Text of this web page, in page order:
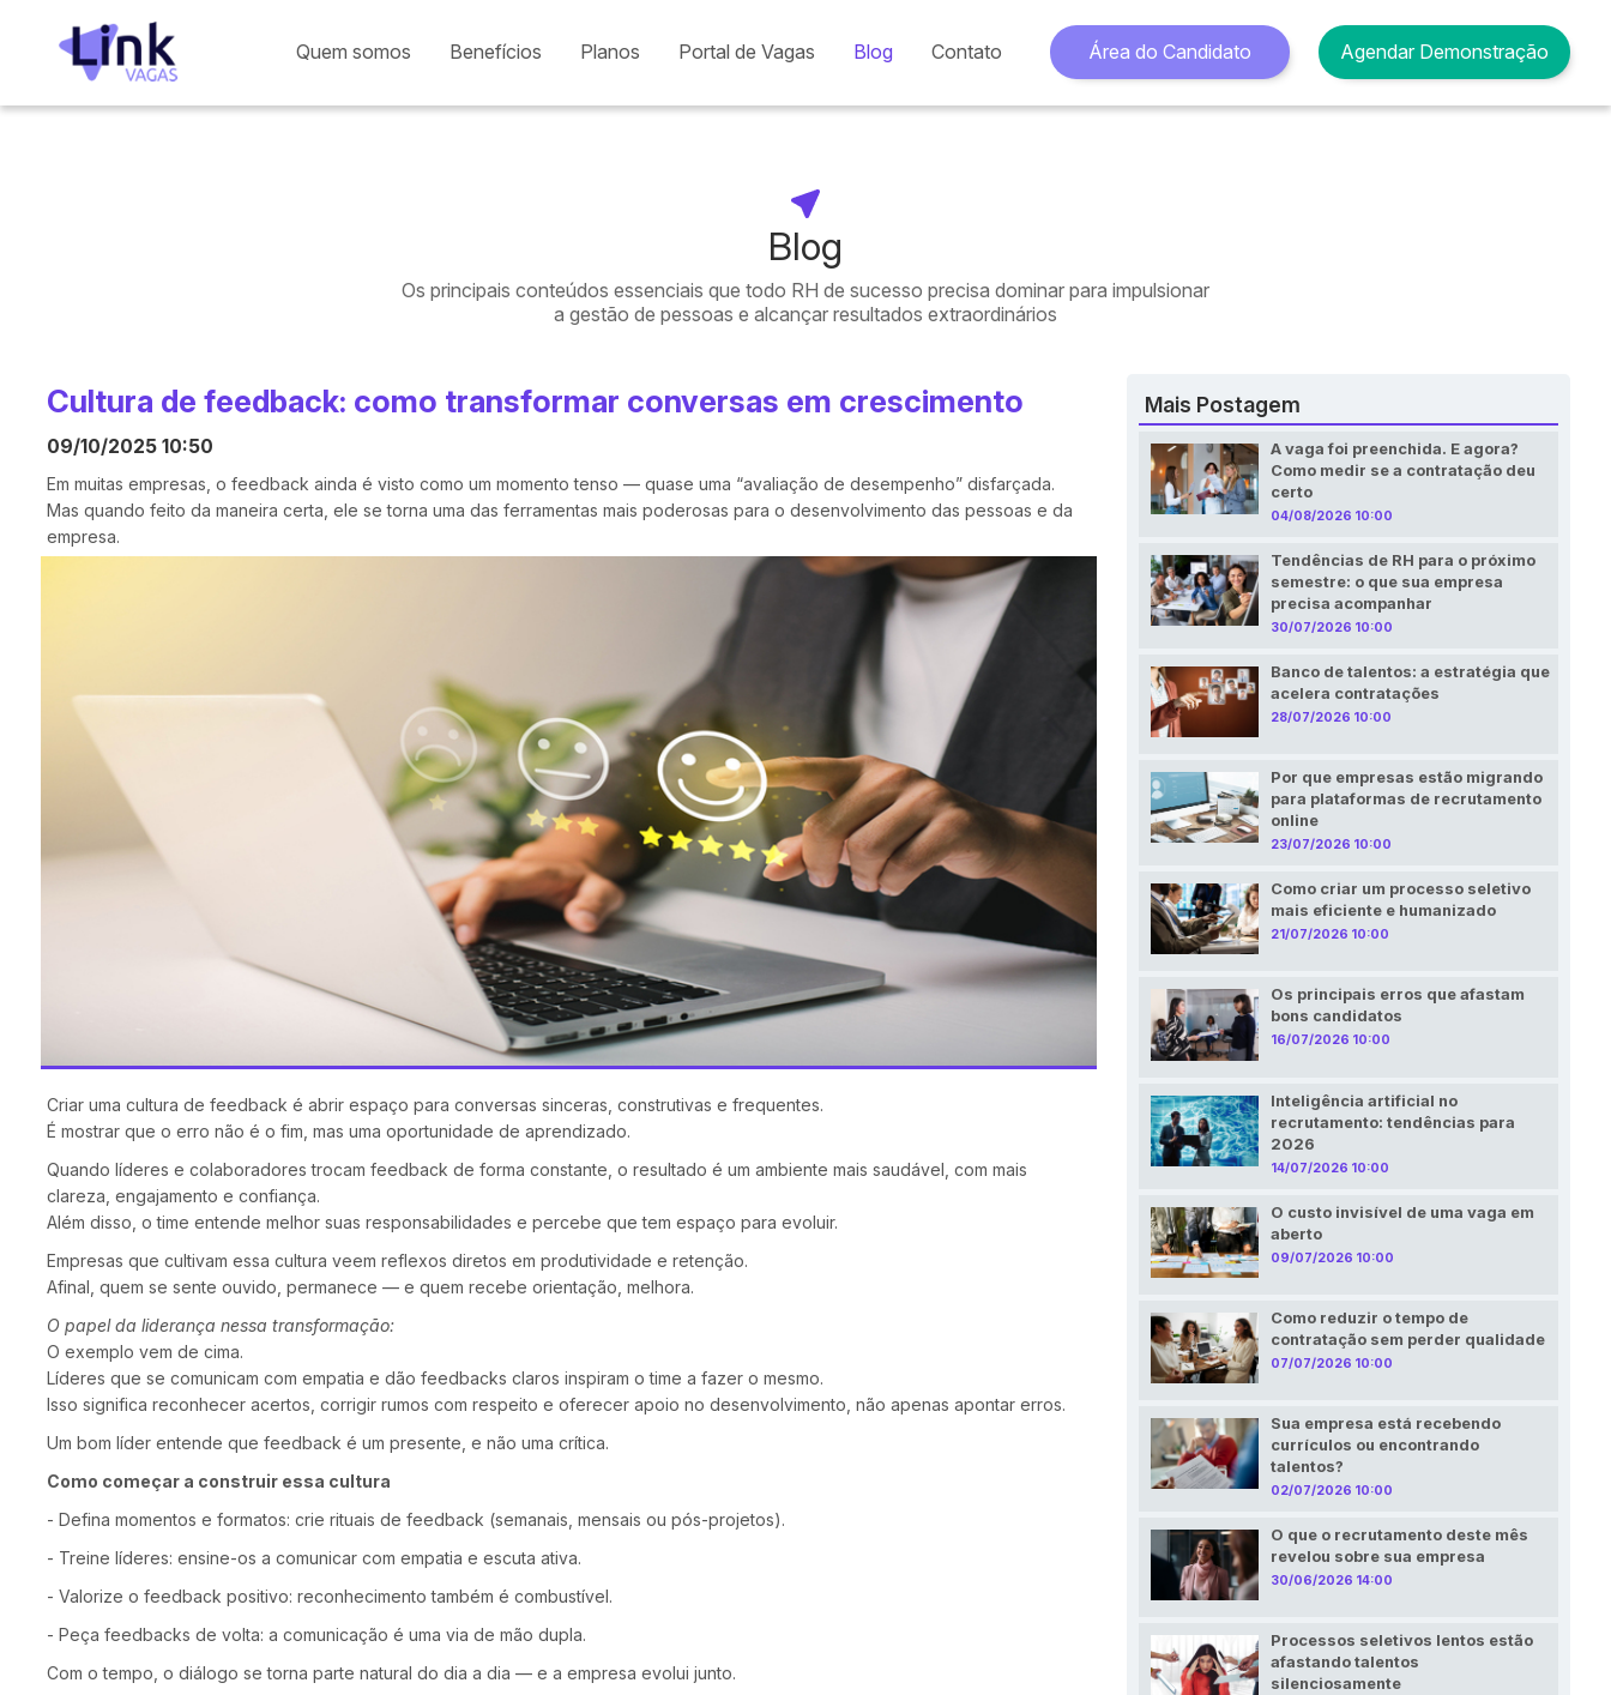
Quem somos Benefícios Planos Portal de Vagas Blog Contato Área do Candidato Agendar Demonstração
Blog
Os principais conteúdos essenciais que todo RH de sucesso precisa dominar para impulsionar
a gestão de pessoas e alcançar resultados extraordinários
Cultura de feedback: como transformar conversas em crescimento
09/10/2025 10:50
Em muitas empresas, o feedback ainda é visto como um momento tenso — quase uma “avaliação de desempenho” disfarçada.
Mas quando feito da maneira certa, ele se torna uma das ferramentas mais poderosas para o desenvolvimento das pessoas e da
empresa.
Criar uma cultura de feedback é abrir espaço para conversas sinceras, construtivas e frequentes.
É mostrar que o erro não é o fim, mas uma oportunidade de aprendizado.
Quando líderes e colaboradores trocam feedback de forma constante, o resultado é um ambiente mais saudável, com mais
clareza, engajamento e confiança.
Além disso, o time entende melhor suas responsabilidades e percebe que tem espaço para evoluir.
Empresas que cultivam essa cultura veem reflexos diretos em produtividade e retenção.
Afinal, quem se sente ouvido, permanece — e quem recebe orientação, melhora.
O papel da liderança nessa transformação:
O exemplo vem de cima.
Líderes que se comunicam com empatia e dão feedbacks claros inspiram o time a fazer o mesmo.
Isso significa reconhecer acertos, corrigir rumos com respeito e oferecer apoio no desenvolvimento, não apenas apontar erros.
Um bom líder entende que feedback é um presente, e não uma crítica.
Como começar a construir essa cultura
- Defina momentos e formatos: crie rituais de feedback (semanais, mensais ou pós-projetos).
- Treine líderes: ensine-os a comunicar com empatia e escuta ativa.
- Valorize o feedback positivo: reconhecimento também é combustível.
- Peça feedbacks de volta: a comunicação é uma via de mão dupla.
Com o tempo, o diálogo se torna parte natural do dia a dia — e a empresa evolui junto.
Mais Postagem
A vaga foi preenchida. E agora?
Como medir se a contratação deu
certo
04/08/2026 10:00
Tendências de RH para o próximo
semestre: o que sua empresa
precisa acompanhar
30/07/2026 10:00
Banco de talentos: a estratégia que
acelera contratações
28/07/2026 10:00
Por que empresas estão migrando
para plataformas de recrutamento
online
23/07/2026 10:00
Como criar um processo seletivo
mais eficiente e humanizado
21/07/2026 10:00
Os principais erros que afastam
bons candidatos
16/07/2026 10:00
Inteligência artificial no
recrutamento: tendências para
2026
14/07/2026 10:00
O custo invisível de uma vaga em
aberto
09/07/2026 10:00
Como reduzir o tempo de
contratação sem perder qualidade
07/07/2026 10:00
Sua empresa está recebendo
currículos ou encontrando
talentos?
02/07/2026 10:00
O que o recrutamento deste mês
revelou sobre sua empresa
30/06/2026 14:00
Processos seletivos lentos estão
afastando talentos
silenciosamente